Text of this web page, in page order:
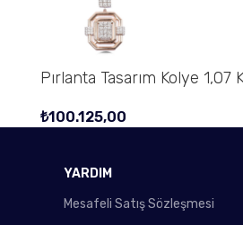
Pırlanta Tasarım Kolye 1,07
₺100.125,00
YARDIM
Mesafeli Satış Sözleşmesi